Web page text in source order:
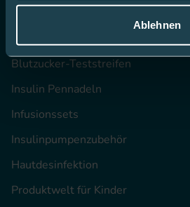
Ablehnen
Top Themen
Blutzucker-Teststreifen
Insulin Pennadeln
Infusionssets
Insulinpumpenzubehör
Hautdesinfektion
Produktwelt für Kinder